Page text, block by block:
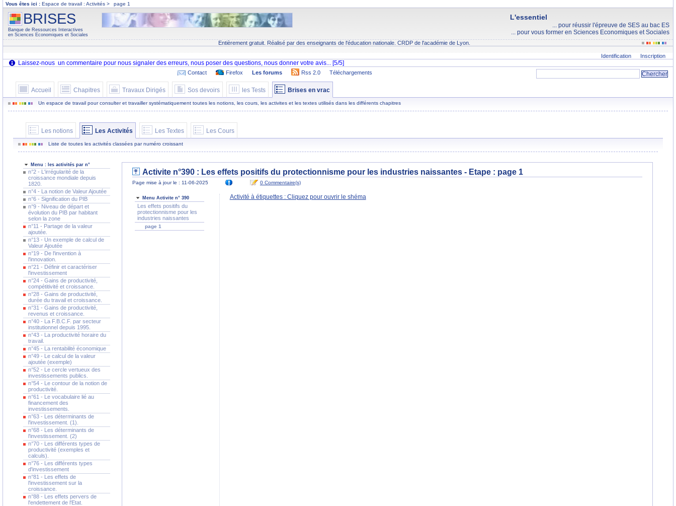
Vous êtes ici : Espace de travail : Activités > page 1
L'essentiel
... pour réussir l'épreuve de SES au bac ES
... pour vous former en Sciences Economiques et Sociales
BRISES
Banque de Ressources Interactives
en Sciences Economiques et Sociales
Entièrement gratuit. Réalisé par des enseignants de l'éducation nationale. CRDP de l'académie de Lyon.
Identification Inscription
Contact Firefox Les forums Rss 2.0 Téléchargements
Accueil Chapitres Travaux Dirigés Sos devoirs les Tests Brises en vrac
Un espace de travail pour consulter et travailler systématiquement toutes les notions, les cours, les activites et les textes utilisés dans les différents chapitres
Les notions Les Activités Les Textes Les Cours
Liste de toutes les activités classées par numéro croissant
Menu : les activités par n°
n°2 - L'irrégularité de la
croissance mondiale depuis
1820.
n°4 - La notion de Valeur Ajoutée
n°6 - Signification du PIB
n°9 - Niveau de départ et
évolution du PIB par habitant
selon la zone
n°11 - Partage de la valeur
ajoutée.
n°13 - Un exemple de calcul de
Valeur Ajoutée
n°19 - De l'invention à
l'innovation.
n°21 - Définir et caractériser
l'investissement
n°24 - Gains de productivité,
compétitivité et croissance.
n°28 - Gains de productivité,
durée du travail et croissance.
n°31 - Gains de productivité,
revenus et croissance.
n°40 - La F.B.C.F. par secteur
institutionnel depuis 1995.
n°43 - La productivité horaire du
travail.
n°45 - La rentabilité économique
n°49 - Le calcul de la valeur
ajoutée (exemple)
n°52 - Le cercle vertueux des
investissements publics.
n°54 - Le contour de la notion de
productivité.
n°61 - Le vocabulaire lié au
financement des
investissements.
n°63 - Les déterminants de
l'investissement. (1).
n°68 - Les déterminants de
l'investissement. (2)
n°70 - Les différents types de
productivité (exemples et
calculs).
n°76 - Les différents types
d'investissement
n°81 - Les effets de
l'investissement sur la
croissance.
n°88 - Les effets pervers de
l'endettement de l'Etat.
Activite n°390 : Les effets positifs du protectionnisme pour les industries naissantes - Etape : page 1
Page mise à jour le : 11-06-2025 0 Commentaire(s)
Menu Activite n° 390
Les effets positifs du
protectionnisme pour les
industries naissantes
page 1
Activité à étiquettes : Cliquez pour ouvrir le shéma